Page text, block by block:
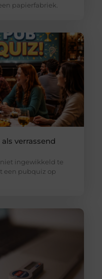
papierfabriek.
verrassend
ingewikkeld te
een pubquiz op